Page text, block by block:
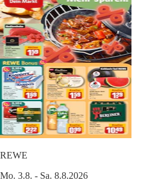
REWE
Mo. 3.8. - Sa. 8.8.2026